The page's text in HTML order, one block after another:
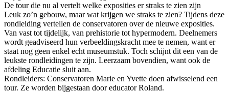
De tour die nu al vertelt welke exposities er straks te zien zijn
Leuk zo’n gebouw, maar wat krijgen we straks te zien? Tijdens deze
rondleiding vertellen de conservatoren over de nieuwe exposities.
Van vast tot tijdelijk, van prehistorie tot hypermodern. Deelnemers
wordt geadviseerd hun verbeeldingskracht mee te nemen, want er
staat nog geen enkel echt museumstuk. Toch schijnt dit een van de
leukste rondleidingen te zijn. Leerzaam bovendien, want ook de
afdeling Educatie sluit aan.
Rondleiders: Conservatoren Marie en Yvette doen afwisselend een
tour. Ze worden bijgestaan door educator Roland.